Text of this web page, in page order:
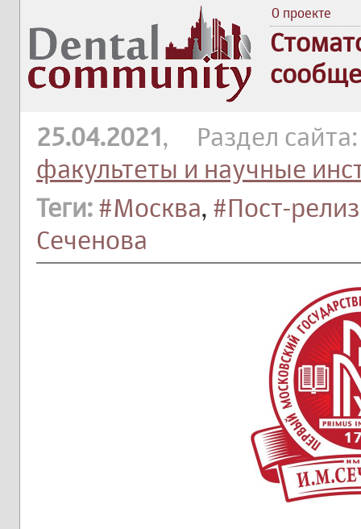
О проекте
25.04.2021, Раздел
факультеты и научные
Теги: #Москва, #Пост-
Сеченова